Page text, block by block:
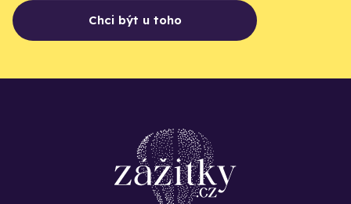
Chci být u toho